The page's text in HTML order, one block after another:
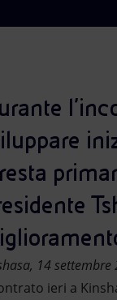
14 settembre
ieri a